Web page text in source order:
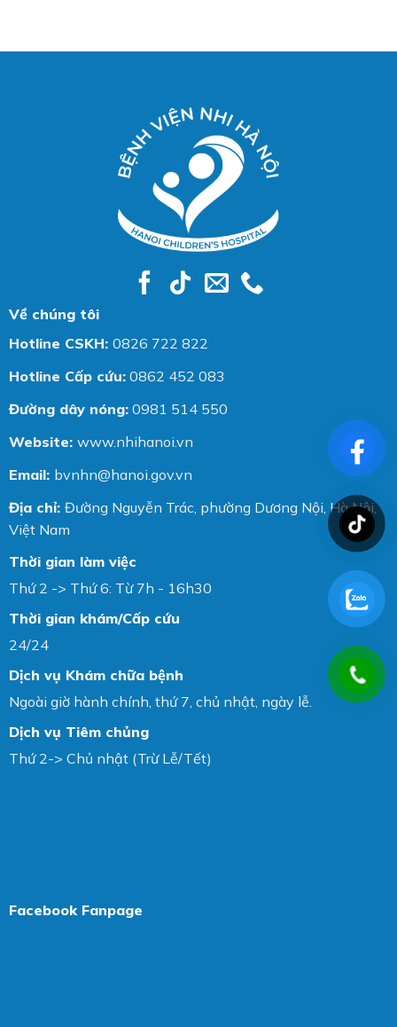
Về chúng tôi
Hotline CSKH: 0826 722 822
Hotline Cấp cứu: 0862 452 083
Đường dây nóng: 0981 514 550
Website: www.nhihanoi.vn
Email: bvnhn@hanoi.gov.vn
Địa chỉ: Đường Nguyễn Trác, phường Dương Nội, Hà Nội,
Việt Nam
Thời gian làm việc
Thứ 2 -> Thứ 6: Từ 7h - 16h30
Thời gian khám/Cấp cứu
24/24
Dịch vụ Khám chữa bệnh
Ngoài giờ hành chính, thứ 7, chủ nhật, ngày lễ.
Dịch vụ Tiêm chủng
Thứ 2-> Chủ nhật (Trừ Lễ/Tết)
Facebook Fanpage